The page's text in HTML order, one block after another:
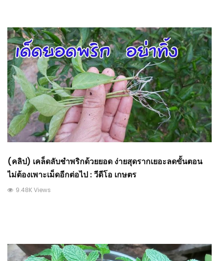
(คลิป) เคล็ดลับชำพริกด้วยยอด ง่ายสุดรากเยอะลดขั้นตอน
ไม่ต้องเพาะเม็ดอีกต่อไป : วีดีโอ เกษตร
9.48K Views